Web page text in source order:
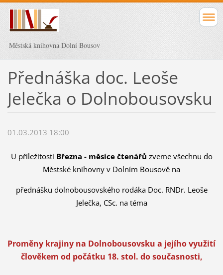
Městská knihovna Dolní Bousov
Přednáška doc. Leoše
Jelečka o Dolnobousovsku
01.03.2013 18:00
U příležitosti Března - měsíce čtenářů zveme všechnu do
Městské knihovny v Dolním Bousově na
přednášku dolnobousovského rodáka Doc. RNDr. Leoše
Jelečka, CSc. na téma
Proměny krajiny na Dolnobousovsku a jejího využití
člověkem od počátku 18. stol. do současnosti,